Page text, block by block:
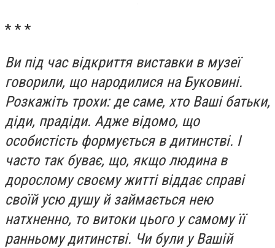
* * *
Ви під час відкриття виставки в музеї
говорили, що народилися на Буковині.
Розкажіть трохи: де саме, хто Ваші батьки,
діди, прадіди. Адже відомо, що
особистість формується в дитинстві. І
часто так буває, що, якщо людина в
дорослому своєму житті віддає справі
своїй усю душу й займається нею
натхненно, то витоки цього у самому її
ранньому дитинстві. Чи були у Вашій